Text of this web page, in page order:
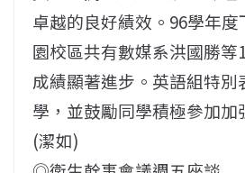
卓越的良好績效。96學年度
園校區共有數媒系洪國勝等
成績顯著進步。英語組特別
學，並鼓勵同學積極參加加
(潔如)